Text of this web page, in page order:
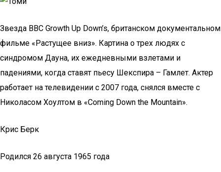
Звезда BBC Growth Up Down’s, британском документальном
фильме «Растущее вниз». Картина о трех людях с
синдромом Дауна, их ежедневными взлетами и
падениями, когда ставят пьесу Шекспира – Гамлет. Актер
работает на телевидении с 2007 года, снялся вместе с
Николасом Хоултом в «Coming Down the Mountain».
Крис Берк
Родился 26 августа 1965 года